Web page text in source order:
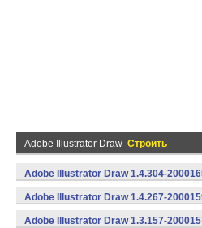
Adobe Illustrator Draw Строить
Adobe Illustrator Draw 1.4.304-
Adobe Illustrator Draw 1.4.267-
Adobe Illustrator Draw 1.3.157-